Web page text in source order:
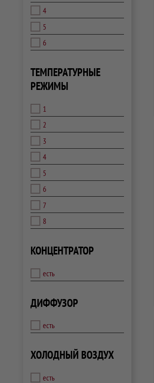
4
5
6
ТЕМПЕРАТУРНЫЕ
РЕЖИМЫ
1
2
3
4
5
6
7
8
КОНЦЕНТРАТОР
есть
ДИФФУЗОР
есть
ХОЛОДНЫЙ ВОЗДУХ
есть